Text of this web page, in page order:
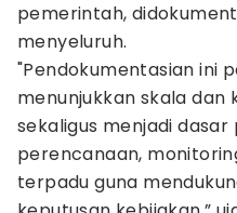
pemerintah,
menyeluruh.
"Pendokumentasian ini
menunjukkan skala dan
sekaligus menjadi
perencanaan,
terpadu guna